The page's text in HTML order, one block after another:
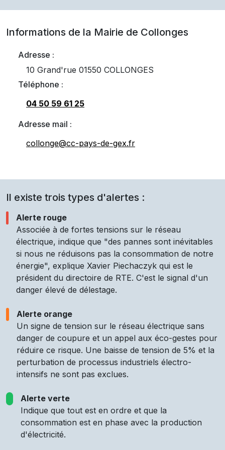
Informations de la Mairie de Collonges
Adresse :
10 Grand'rue 01550 COLLONGES
Téléphone :
04 50 59 61 25
Adresse mail :
collonge@cc-pays-de-gex.fr
Il existe trois types d'alertes :
Alerte rouge
Associée à de fortes tensions sur le réseau
électrique, indique que "des pannes sont inévitables
si nous ne réduisons pas la consommation de notre
énergie", explique Xavier Piechaczyk qui est le
président du directoire de RTE. C'est le signal d'un
danger élevé de délestage.
Alerte orange
Un signe de tension sur le réseau électrique sans
danger de coupure et un appel aux éco-gestes pour
réduire ce risque. Une baisse de tension de 5% et la
perturbation de processus industriels électro-
intensifs ne sont pas exclues.
Alerte verte
Indique que tout est en ordre et que la
consommation est en phase avec la production
d'électricité.